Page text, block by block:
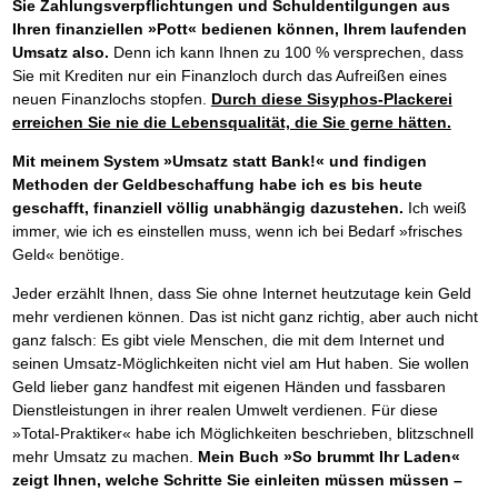
Sie Zahlungsverpflichtungen und Schuldentilgungen aus
Ihren finanziellen »Pott« bedienen können, Ihrem laufenden
Umsatz also. Denn ich kann Ihnen zu 100 % versprechen, dass
Sie mit Krediten nur ein Finanzloch durch das Aufreißen eines
neuen Finanzlochs stopfen. Durch diese Sisyphos-Plackerei
erreichen Sie nie die Lebensqualität, die Sie gerne hätten.
Mit meinem System »Umsatz statt Bank!« und findigen
Methoden der Geldbeschaffung habe ich es bis heute
geschafft, finanziell völlig unabhängig dazustehen. Ich weiß
immer, wie ich es einstellen muss, wenn ich bei Bedarf »frisches
Geld« benötige.
Jeder erzählt Ihnen, dass Sie ohne Internet heutzutage kein Geld
mehr verdienen können. Das ist nicht ganz richtig, aber auch nicht
ganz falsch: Es gibt viele Menschen, die mit dem Internet und
seinen Umsatz-Möglichkeiten nicht viel am Hut haben. Sie wollen
Geld lieber ganz handfest mit eigenen Händen und fassbaren
Dienstleistungen in ihrer realen Umwelt verdienen. Für diese
»Total-Praktiker« habe ich Möglichkeiten beschrieben, blitzschnell
mehr Umsatz zu machen. Mein Buch »So brummt Ihr Laden«
zeigt Ihnen, welche Schritte Sie einleiten müssen müssen –